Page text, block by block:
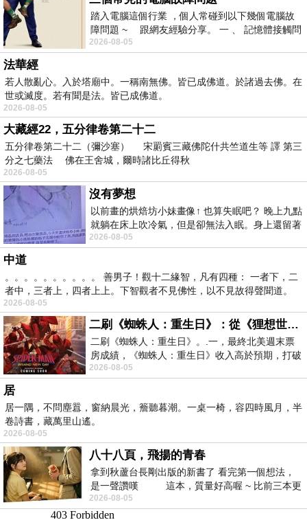
踏入電腦這個行業 ，個人常碰到以下幾個電腦故
障問題 ~ 跟網友經驗分享。 一 、 記憶體接觸問
題 : 記憶體即
2026-08-05
法華經
若人散亂心。入於塔廟中。一稱南無佛。皆已成佛道。於諸過去佛。在
世或滅度。若有聞是法。皆已成佛道。
2026-08-05
大藏經22，五分律卷第二十二
五分律卷第二十二（彌沙塞） 宋罽賓三藏佛陀什共竺道生等 譯 第三
分之七藥法 佛在王舍城，爾時諸比丘得秋
2026-08-05
沒有夢想
以前畫的烘焙坊小妹畫像↑ 也算失眠吧？ 晚上九點
就躺在床上吹冷氣，但是卻無法入眠。身上還留著
四點多跑的六公里的疲
2026-08-05
中道
。。。。。。。。。。 善男子！觀十二緣智，凡有四種： 一者下，二
者中，三者上，四者上上。下智觀者不見佛性，以不見故得聲聞道。
2026-08-05
二刷《蜘蛛人：重生日》：從《狸想世界》到《怪奇物語》
二刷《蜘蛛人：重生日》。.一，最終北美週末票
房成績，《蜘蛛人：重生日》收入高於預期，打破
《復仇者聯盟：終局之戰》記錄，成為
2026-08-05
居
居一隅，不問塵囂，窗納晨光，簷聽暮潮。一桌一椅，容四時風月，半
卷詩書，藏萬里山遙。
2026-08-05
八十八頁，飛揚的青春
拿到秋蘆台長剛出版的新書了 看完第一個想法，
是一聲讚嘆 這本，質量好高喔 ~ 比前三本更
勝一
2026-08-05